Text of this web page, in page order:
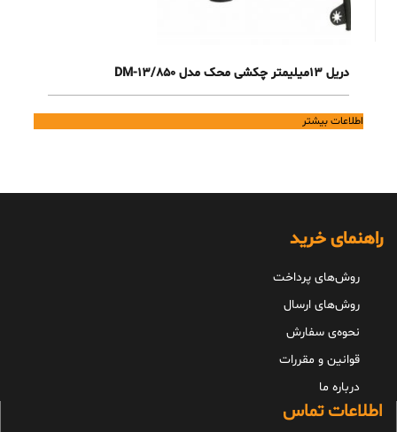
دریل 13میلیمتر چکشی محک مدل DM-13/850
اطلاعات بیشتر
راهنمای خرید
روش‌های پرداخت
روش‌های ارسال
نحوه‌ی سفارش
قوانین و مقررات
درباره ما
اطلاعات تماس